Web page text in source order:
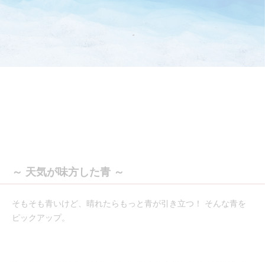
～ 天気が味方した青 ～
そもそも青いけど、晴れたらもっと青が引き立つ！ そんな青を
ピックアップ。